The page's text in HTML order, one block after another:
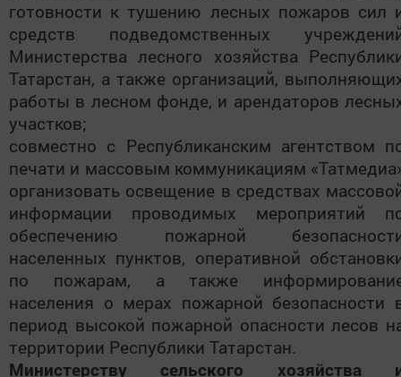
готовности к тушению лесных пожаров сил
средств подведомственных
Министерства лесного хозяйства
Татарстан, а также организаций,
работы в лесном фонде, и арендаторов
участков;
совместно с Республиканским агентством
печати и массовым коммуникациям
организовать освещение в средствах
информации проводимых мероприятий
обеспечению пожарной
населенных пунктов, оперативной
по пожарам, а также
населения о мерах пожарной безопасности
период высокой пожарной опасности лесов
территории Республики Татарстан.
Министерству сельского хозяйства